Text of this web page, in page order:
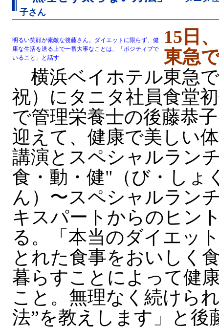
子さん
明るい笑顔が素敵な後藤さん。ダイエットに限らず、健
康な生活を送る上で一番大事なことは、「ポジティブで
いること」と話す
15日
東急
横浜ベイホテル東急
祝）にタニタ社員食堂
で管理栄養士の後藤恭
迎えて、健康で美しい
講演とスペシャルラン
食・動・健"（び・しょ
ん）〜スペシャルラン
キスパートからのヒン
る。「本当のダイエッ
とれた食事をおいしく
暮らすことによって健
こと。無理なく続けら
法”を教えします」と後